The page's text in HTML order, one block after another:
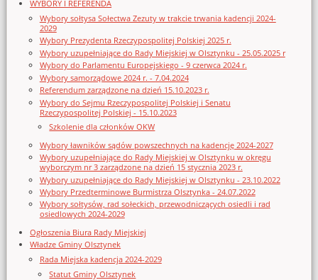
WYBORY I REFERENDA
Wybory sołtysa Sołectwa Zezuty w trakcie trwania kadencji 2024-
2029
Wybory Prezydenta Rzeczypospolitej Polskiej 2025 r.
Wybory uzupełniające do Rady Miejskiej w Olsztynku - 25.05.2025 r
Wybory do Parlamentu Europejskiego - 9 czerwca 2024 r.
Wybory samorządowe 2024 r. - 7.04.2024
Referendum zarządzone na dzień 15.10.2023 r.
Wybory do Sejmu Rzeczypospolitej Polskiej i Senatu
Rzeczypospolitej Polskiej - 15.10.2023
Szkolenie dla członków OKW
Wybory ławników sądów powszechnych na kadencję 2024-2027
Wybory uzupełniające do Rady Miejskiej w Olsztynku w okręgu
wyborczym nr 3 zarządzone na dzień 15 stycznia 2023 r.
Wybory uzupełniające do Rady Miejskiej w Olsztynku - 23.10.2022
Wybory Przedterminowe Burmistrza Olsztynka - 24.07.2022
Wybory sołtysów, rad sołeckich, przewodniczących osiedli i rad
osiedlowych 2024-2029
Ogłoszenia Biura Rady Miejskiej
Władze Gminy Olsztynek
Rada Miejska kadencja 2024-2029
Statut Gminy Olsztynek